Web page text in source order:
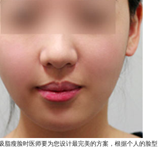
瘦脸时医师要为您设计最完美的方案，根据个人的脸型